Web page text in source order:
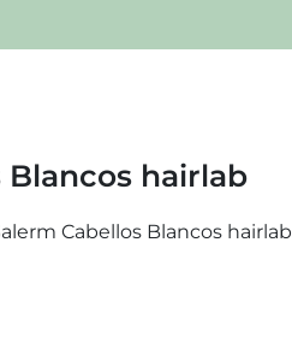
Blancos hairlab
Cabellos Blancos hairlab